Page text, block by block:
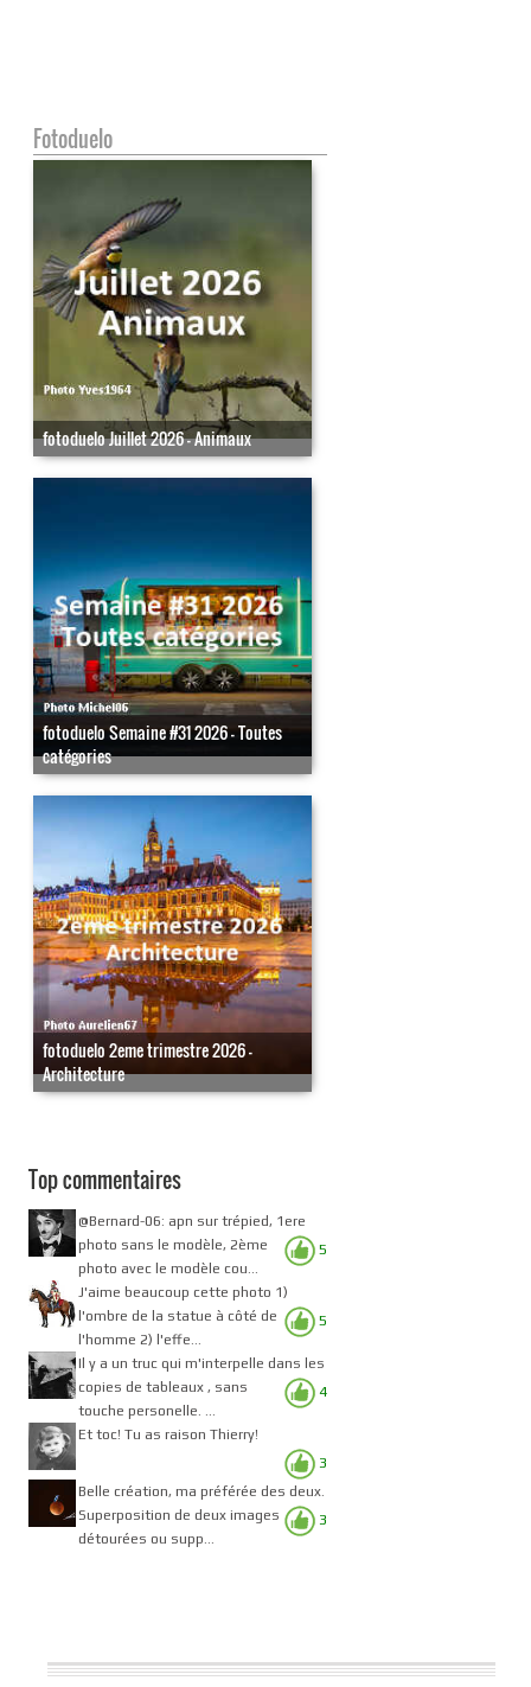
Fotoduelo
fotoduelo Juillet 2026 - Animaux
fotoduelo Semaine #31 2026 - Toutes
catégories
fotoduelo 2eme trimestre 2026 -
Architecture
Top commentaires
5
@Bernard-06: apn sur trépied, 1ere
photo sans le modèle, 2ème
photo avec le modèle cou...
5
J'aime beaucoup cette photo 1)
l'ombre de la statue à côté de
l'homme 2) l'effe...
4
Il y a un truc qui m'interpelle dans les
copies de tableaux , sans
touche personelle. ...
3
Et toc! Tu as raison Thierry!
3
Belle création, ma préférée des deux.
Superposition de deux images
détourées ou supp...